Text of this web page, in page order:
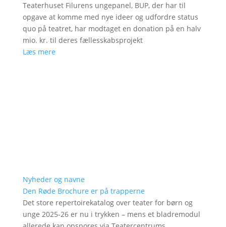
Teaterhuset Filurens ungepanel, BUP, der har til
opgave at komme med nye ideer og udfordre status
quo på teatret, har modtaget en donation på en halv
mio. kr. til deres fællesskabsprojekt
Læs mere
Nyheder og navne
Den Røde Brochure er på trapperne
Det store repertoirekatalog over teater for børn og
unge 2025-26 er nu i trykken – mens et bladremodul